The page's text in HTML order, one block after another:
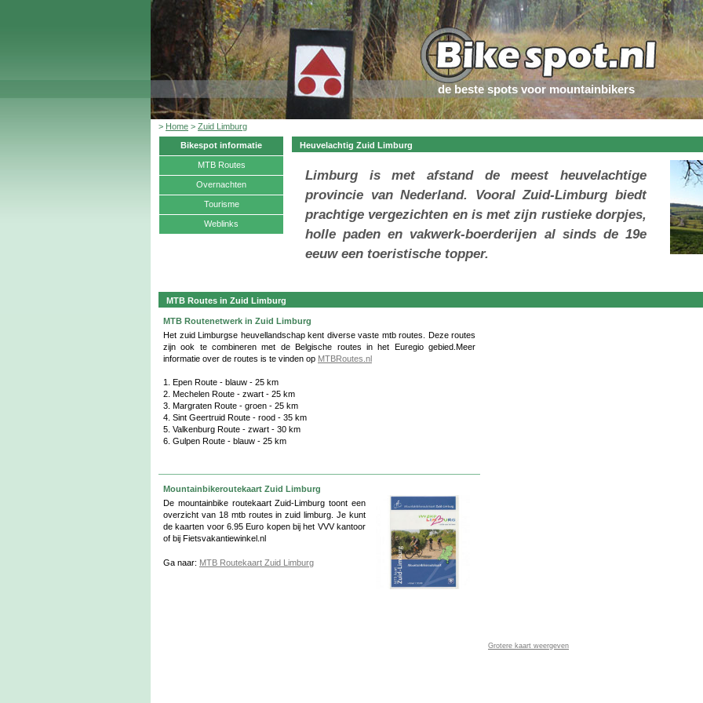
de beste spots voor mountainbikers
> Home > Zuid Limburg
Bikespot informatie
MTB Routes
Overnachten
Tourisme
Weblinks
Heuvelachtig Zuid Limburg
Limburg is met afstand de meest heuvelachtige
provincie van Nederland. Vooral Zuid-Limburg biedt
prachtige vergezichten en is met zijn rustieke dorpjes,
holle paden en vakwerk-boerderijen al sinds de 19e
eeuw een toeristische topper.
MTB Routes in Zuid Limburg
MTB Routenetwerk in Zuid Limburg
Het zuid Limburgse heuvellandschap kent diverse vaste mtb routes. Deze routes
zijn ook te combineren met de Belgische routes in het Euregio gebied.Meer
informatie over de routes is te vinden op MTBRoutes.nl
1. Epen Route - blauw - 25 km
2. Mechelen Route - zwart - 25 km
3. Margraten Route - groen - 25 km
4. Sint Geertruid Route - rood - 35 km
5. Valkenburg Route - zwart - 30 km
6. Gulpen Route - blauw - 25 km
Mountainbikeroutekaart Zuid Limburg
De mountainbike routekaart Zuid-Limburg toont een
overzicht van 18 mtb routes in zuid limburg. Je kunt
de kaarten voor 6.95 Euro kopen bij het VVV kantoor
of bij Fietsvakantiewinkel.nl
Ga naar: MTB Routekaart Zuid Limburg
Grotere kaart weergeven